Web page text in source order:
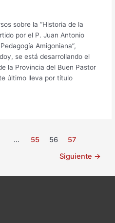
sobre la “Historia de la
por el P. Juan Antonio
Amigoniana”,
se está desarrollando el
la Provincia del Buen Pastor
último lleva por título
… 55 56
57
Siguiente →